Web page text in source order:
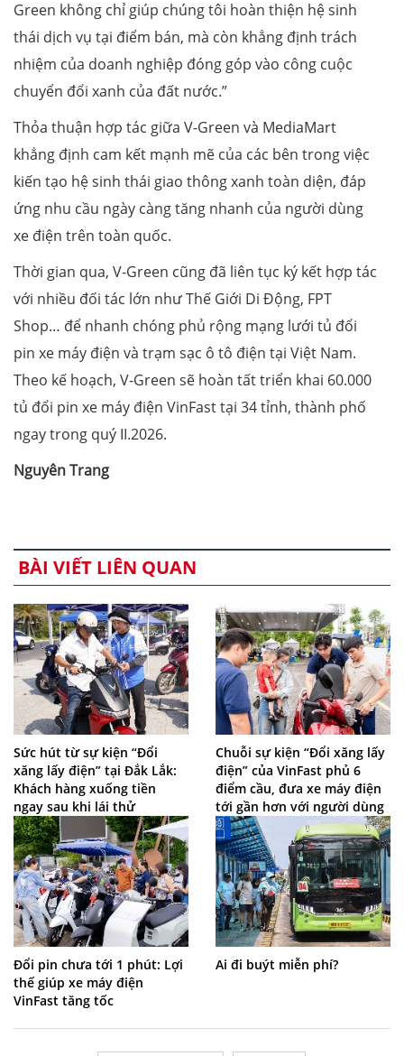
Green không chỉ giúp chúng tôi hoàn thiện hệ sinh
thái dịch vụ tại điểm bán, mà còn khẳng định trách
nhiệm của doanh nghiệp đóng góp vào công cuộc
chuyển đổi xanh của đất nước.”
Thỏa thuận hợp tác giữa V-Green và MediaMart
khẳng định cam kết mạnh mẽ của các bên trong việc
kiến tạo hệ sinh thái giao thông xanh toàn diện, đáp
ứng nhu cầu ngày càng tăng nhanh của người dùng
xe điện trên toàn quốc.
Thời gian qua, V-Green cũng đã liên tục ký kết hợp tác
với nhiều đối tác lớn như Thế Giới Di Động, FPT
Shop… để nhanh chóng phủ rộng mạng lưới tủ đổi
pin xe máy điện và trạm sạc ô tô điện tại Việt Nam.
Theo kế hoạch, V-Green sẽ hoàn tất triển khai 60.000
tủ đổi pin xe máy điện VinFast tại 34 tỉnh, thành phố
ngay trong quý II.2026.
Nguyên Trang
BÀI VIẾT LIÊN QUAN
Sức hút từ sự kiện “Đổi
xăng lấy điện” tại Đắk Lắk:
Khách hàng xuống tiền
ngay sau khi lái thử
Chuỗi sự kiện “Đổi xăng lấy
điện” của VinFast phủ 6
điểm cầu, đưa xe máy điện
tới gần hơn với người dùng
Đổi pin chưa tới 1 phút: Lợi
thế giúp xe máy điện
VinFast tăng tốc
Ai đi buýt miễn phí?